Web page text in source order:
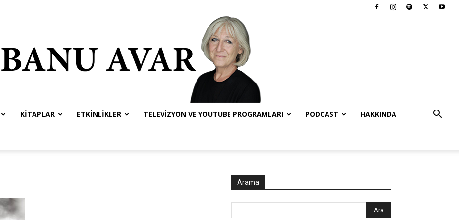
KITAPLAR ETKINLIKLER TELEVIZYON VE YOUTUBE PROGRAMLARI PODCAST HAKKINDA
Arama